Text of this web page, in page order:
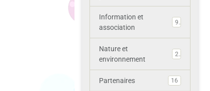
Information et
association
9
Nature et
environnement
2
Partenaires 16